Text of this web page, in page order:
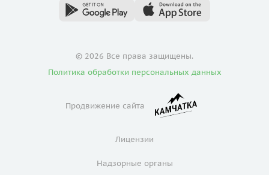
© 2026 Все права защищены.
Политика обработки персональных данных
Продвижение сайта
Лицензии
Надзорные органы